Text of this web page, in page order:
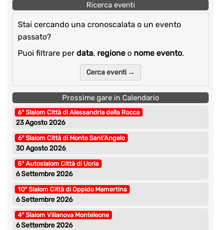
Ricerca eventi
Stai cercando una cronoscalata o un evento
passato?
Puoi filtrare per data, regione o nome evento.
Cerca eventi →
Prossime gare in Calendario
6° Slalom Città di Alessandria della Rocca
23 Agosto 2026
6° Slalom Città di Monte Sant’Angelo
30 Agosto 2026
5° Autoslalom Città di Ucria
6 Settembre 2026
10° Slalom Città di Oppido Mamertina
6 Settembre 2026
4° Slalom Villanova Monteleone
6 Settembre 2026